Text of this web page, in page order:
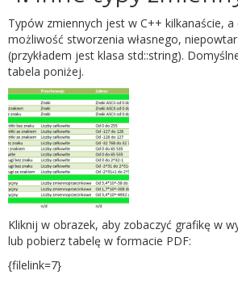
Typów zmiennych jest w C++ kilkanaście,
możliwość stworzenia własnego,
(przykładem jest klasa std::string).
tabela poniżej.
Kliknij w obrazek, aby zobaczyć grafikę w
lub pobierz tabelę w formacie PDF:
{filelink=7}